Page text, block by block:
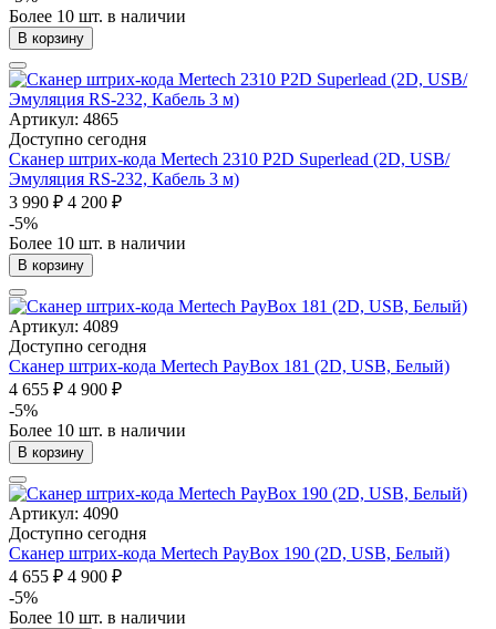
Более 10 шт. в наличии
В корзину
Артикул: 4865
Доступно сегодня
Сканер штрих-кода Mertech 2310 P2D Superlead (2D, USB/
Эмуляция RS-232, Кабель 3 м)
3 990 ₽ 4 200 ₽
-5%
Более 10 шт. в наличии
В корзину
Артикул: 4089
Доступно сегодня
Сканер штрих-кода Mertech PayBox 181 (2D, USB, Белый)
4 655 ₽ 4 900 ₽
-5%
Более 10 шт. в наличии
В корзину
Артикул: 4090
Доступно сегодня
Сканер штрих-кода Mertech PayBox 190 (2D, USB, Белый)
4 655 ₽ 4 900 ₽
-5%
Более 10 шт. в наличии